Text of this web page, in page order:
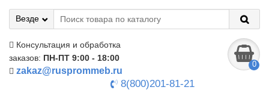
Везде
Консультация и обработка
заказов: ПН-ПТ 9:00 - 18:00
zakaz@rusprommeb.ru
8(800)201-81-21
0